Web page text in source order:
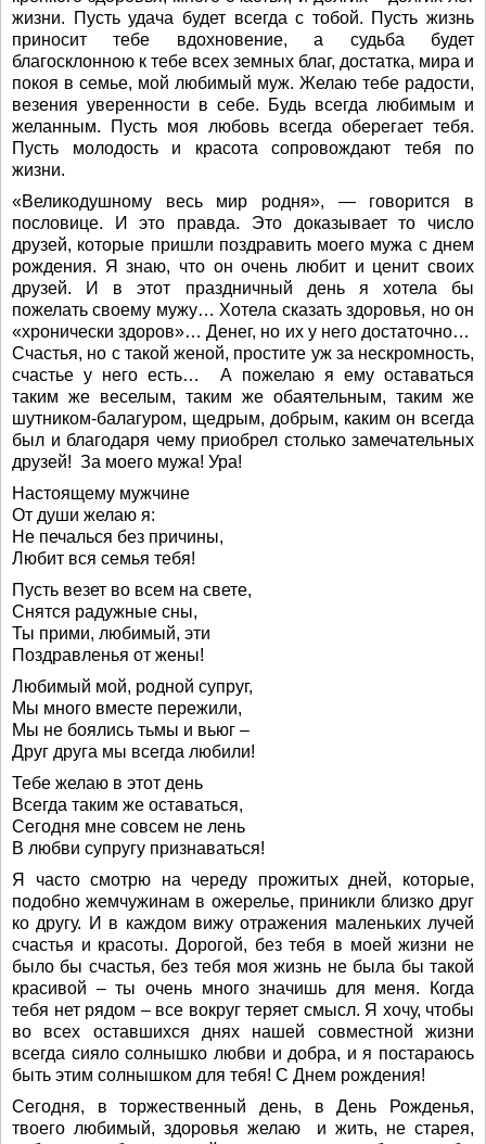
жизни. Пусть удача будет всегда с тобой. Пусть жизнь
приносит тебе вдохновение, а судьба будет
благосклонною к тебе всех земных благ, достатка, мира и
покоя в семье, мой любимый муж. Желаю тебе радости,
везения уверенности в себе. Будь всегда любимым и
желанным. Пусть моя любовь всегда оберегает тебя.
Пусть молодость и красота сопровождают тебя по
жизни.
«Великодушному весь мир родня», — говорится в
пословице. И это правда. Это доказывает то число
друзей, которые пришли поздравить моего мужа с днем
рождения. Я знаю, что он очень любит и ценит своих
друзей. И в этот праздничный день я хотела бы
пожелать своему мужу… Хотела сказать здоровья, но он
«хронически здоров»… Денег, но их у него достаточно…
Счастья, но с такой женой, простите уж за нескромность,
счастье у него есть… А пожелаю я ему оставаться
таким же веселым, таким же обаятельным, таким же
шутником-балагуром, щедрым, добрым, каким он всегда
был и благодаря чему приобрел столько замечательных
друзей! За моего мужа! Ура!
Настоящему мужчине
От души желаю я:
Не печалься без причины,
Любит вся семья тебя!
Пусть везет во всем на свете,
Снятся радужные сны,
Ты прими, любимый, эти
Поздравленья от жены!
Любимый мой, родной супруг,
Мы много вместе пережили,
Мы не боялись тьмы и вьюг –
Друг друга мы всегда любили!
Тебе желаю в этот день
Всегда таким же оставаться,
Сегодня мне совсем не лень
В любви супругу признаваться!
Я часто смотрю на череду прожитых дней, которые,
подобно жемчужинам в ожерелье, приникли близко друг
ко другу. И в каждом вижу отражения маленьких лучей
счастья и красоты. Дорогой, без тебя в моей жизни не
было бы счастья, без тебя моя жизнь не была бы такой
красивой – ты очень много значишь для меня. Когда
тебя нет рядом – все вокруг теряет смысл. Я хочу, чтобы
во всех оставшихся днях нашей совместной жизни
всегда сияло солнышко любви и добра, и я постараюсь
быть этим солнышком для тебя! С Днем рождения!
Сегодня, в торжественный день, в День Рожденья,
твоего любимый, здоровья желаю и жить, не старея,